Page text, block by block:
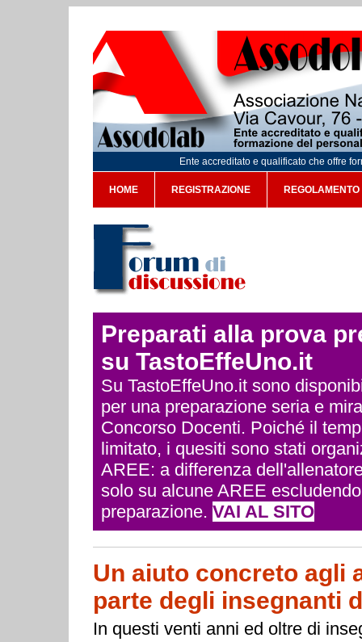
Ente accreditato e qualificato che offre
HOME REGISTRAZIONE REGOLAMENTO
Preparati alla prova
su TastoEffeUno.it
Su TastoEffeUno.it sono
per una preparazione seria e
Concorso Docenti. Poiché il
limitato, i quesiti sono stati
AREE: a differenza
solo su alcune AREE
preparazione. VAI AL SITO
Un aiuto concreto agli
parte degli insegnanti
In questi venti anni ed oltre di